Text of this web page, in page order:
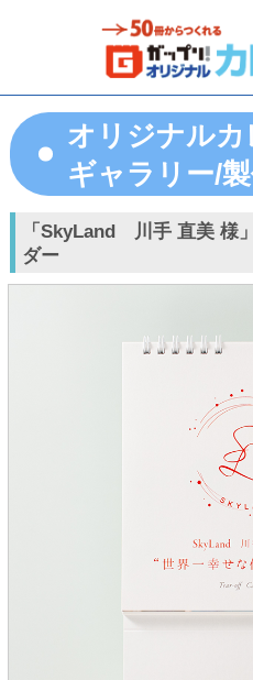
オリジナルカ
ギャラリー/
「SkyLand 川手 直美 様
ダー